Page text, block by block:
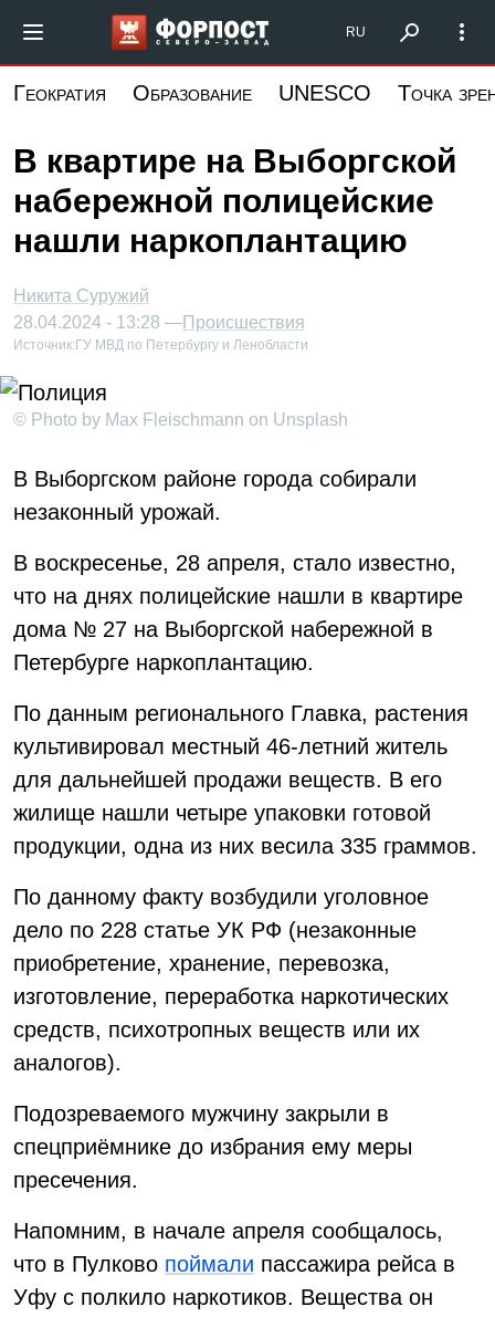
основному
Форпост Северо-Запад
RU
Геократия Образование UNESCO Точка
В квартире на Выборгской
набережной полицейские
нашли наркоплантацию
Никита Суружий
28.04.2024 - 13:28 —Происшествия
Источник: ГУ МВД по Петербургу и Ленобласти
© Photo by Max Fleischmann on Unsplash
В Выборгском районе города собирали
незаконный урожай.
В воскресенье, 28 апреля, стало известно,
что на днях полицейские нашли в квартире
дома № 27 на Выборгской набережной в
Петербурге наркоплантацию.
По данным регионального Главка, растения
культивировал местный 46-летний житель
для дальнейшей продажи веществ. В его
жилище нашли четыре упаковки готовой
продукции, одна из них весила 335 граммов.
По данному факту возбудили уголовное
дело по 228 статье УК РФ (незаконные
приобретение, хранение, перевозка,
изготовление, переработка наркотических
средств, психотропных веществ или их
аналогов).
Подозреваемого мужчину закрыли в
спецприёмнике до избрания ему меры
пресечения.
Напомним, в начале апреля сообщалось,
что в Пулково поймали пассажира рейса в
Уфу с полкило наркотиков. Вещества он